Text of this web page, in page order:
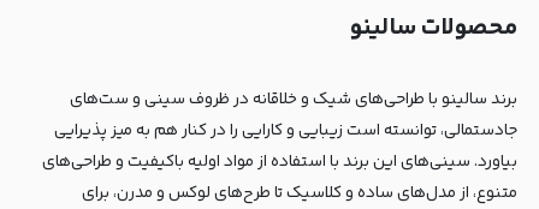
محصولات سالینو
برند سالینو با طراحی‌های شیک و خلاقانه در ظروف سینی و ست‌های
جادستمالی، توانسته است زیبایی و کارایی را در کنار هم به میز پذیرایی
بیاورد. سینی‌های این برند با استفاده از مواد اولیه باکیفیت و طراحی‌های
متنوع، از مدل‌های ساده و کلاسیک تا طرح‌های لوکس و مدرن، برای